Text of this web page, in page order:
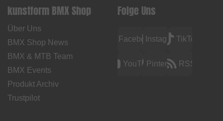
kunstform BMX Shop
Über Uns
BMX Shop News
BMX & MTB Team
BMX Events
Produkt Archiv
Trustpilot
Folge Uns
FacebookInstagramTikTok
YouTubePinterest RSS